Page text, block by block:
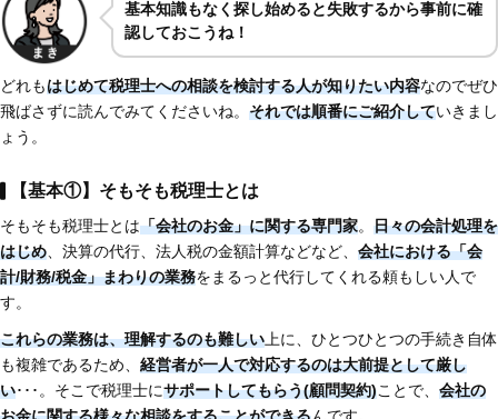
基本知識もなく探し始めると失敗するから事前に確
認しておこうね！
どれもはじめて税理士への相談を検討する人が知りたい内容なのでぜひ
飛ばさずに読んでみてくださいね。 それでは順番にご紹介していきまし
ょう。
【基本①】そもそも税理士とは
そもそも税理士とは「会社のお金」に関する専門家。 日々の会計処理を
はじめ、決算の代行、法人税の金額計算などなど、 会社における「会
計/財務/税金」まわりの業務をまるっと代行してくれる頼もしい人で
す。
これらの業務は、理解するのも難しい上に、ひとつひとつの手続き自体
も複雑であるため、 経営者が一人で対応するのは大前提として厳し
い･･･。そこで税理士にサポートしてもらう(顧問契約)ことで、 会社の